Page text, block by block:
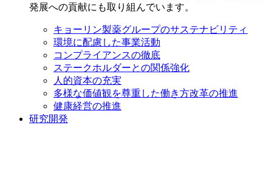
発展への貢献にも取り組んでいます。
キョーリン製薬グループのサステナビリティ
環境に配慮した事業活動
コンプライアンスの徹底
ステークホルダーとの関係強化
人的資本の充実
多様な価値観を尊重した働き方改革の推進
健康経営の推進
研究開発